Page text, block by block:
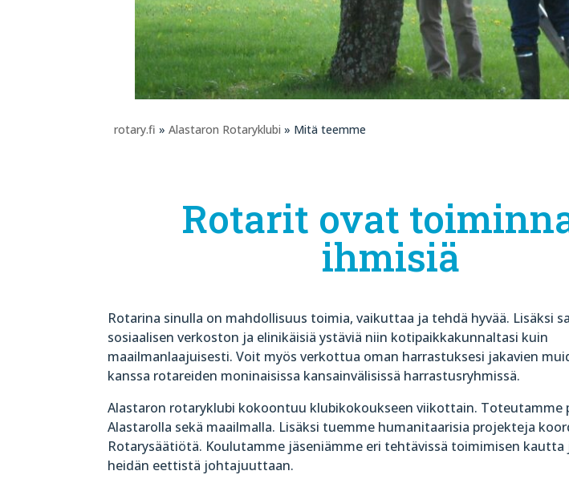
rotary.fi » Alastaron Rotaryklubi » Mitä teemme
Rotarit ovat
ihmisiä
Rotarina sinulla on mahdollisuus toimia, vaikuttaa ja tehdä hyvää. Lisäksi
sosiaalisen verkoston ja elinikäisiä ystäviä niin kotipaikkakunnaltasi kuin
maailmanlaajuisesti. Voit myös verkottua oman harrastuksesi jakavien
kanssa rotareiden moninaisissa kansainvälisissä harrastusryhmissä.
Alastaron rotaryklubi kokoontuu klubikokoukseen viikottain. Toteutamme
Alastarolla sekä maailmalla. Lisäksi tuemme humanitaarisia projekteja
Rotarysäätiötä. Koulutamme jäseniämme eri tehtävissä toimimisen
heidän eettistä johtajuuttaan.